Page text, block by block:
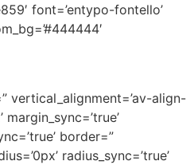
font=’entypo-fontello’
vertical_alignment=’av-align-
margin_sync=’true’
border=”
radius_sync=’true’